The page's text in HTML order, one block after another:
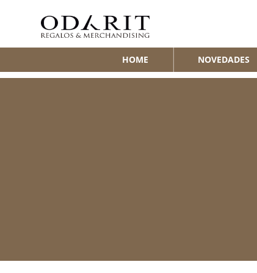
HOME NOVEDADES